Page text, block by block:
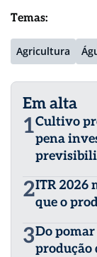
Temas:
Agricultura
Em alta
1Cultivo
pena
2ITR 2026
que o
3Do pomar
produção